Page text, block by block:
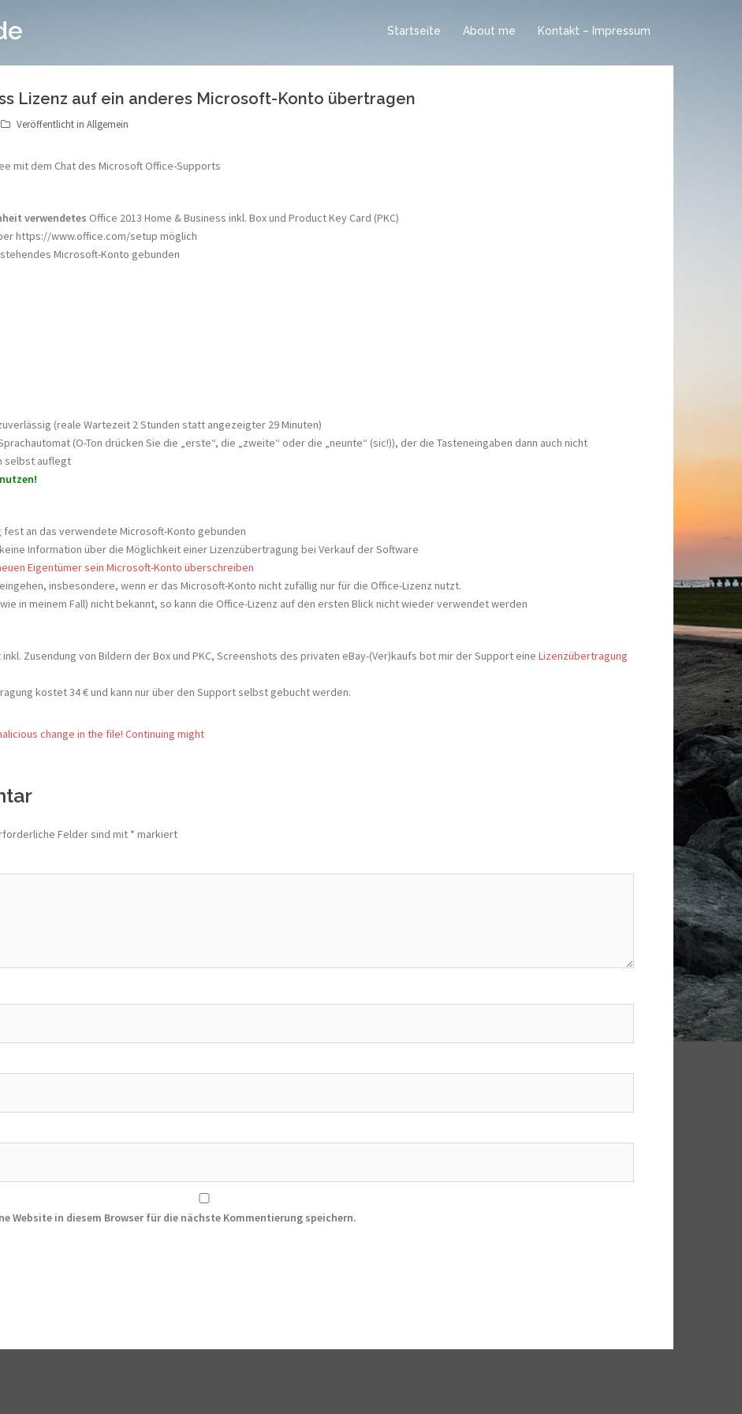
Startseite About me Kontakt – Impressum
Lizenz auf ein anderes Microsoft-Konto übertragen
Veröffentlicht in Allgemein
mit dem Chat des Microsoft Office-Supports
verwendetes Office 2013 Home & Business inkl. Box und Product Key Card (PKC)
https://www.office.com/setup möglich
Microsoft-Konto gebunden
(reale Wartezeit 2 Stunden statt angezeigter 29 Minuten)
(O-Ton drücken Sie die „erste“, die „zweite“ oder die „neunte“ (sic!)), der die Tasteneingaben dann auch nicht
selbst auflegt
an das verwendete Microsoft-Konto gebunden
Information über die Möglichkeit einer Lizenzübertragung bei Verkauf der Software
Eigentümer sein Microsoft-Konto überschreiben
insbesondere, wenn er das Microsoft-Konto nicht zufällig nur für die Office-Lizenz nutzt.
in meinem Fall) nicht bekannt, so kann die Office-Lizenz auf den ersten Blick nicht wieder verwendet werden
Zusendung von Bildern der Box und PKC, Screenshots des privaten eBay-(Ver)kaufs bot mir der Support eine Lizenzübertragung
kostet 34 € und kann nur über den Support selbst gebucht werden.
change in the file! Continuing might
Felder sind mit * markiert
Website in diesem Browser für die nächste Kommentierung speichern.